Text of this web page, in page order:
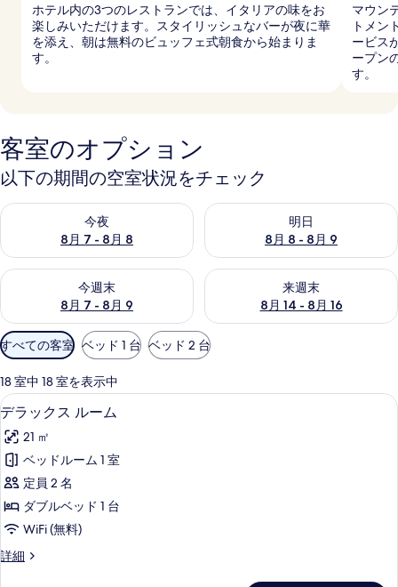
ラ
リ
ー
ホテル内の3つのレストランでは、イタリアの味をお
楽しみいただけます。スタイリッシュなバーが夜に華
を添え、朝は無料のビュッフェ式朝食から始まりま
す。
マウン
トメン
ービス
ープン
す。
客室のオプション
以下の期間の空室状況をチェック
今夜
8月 7 - 8月 8
今夜 8月 7 - 8月 8 の空室状況をチェック
明日
8月 8 - 8月 9
明日 8月 8 - 8月 9 の空室状況
今週末
8月 7 - 8月 9
今週末 8月 7 - 8月 9 の空室状況をチェック
来週末
8月 14 - 8月 16
来週末 8月 14 - 8月 16 の空室
利
用
可
能
な
客
室
の
り
込
み
すべての客室 ベッド 1 台 ベッド 2 台
18 室中 18 室を表示中
デ
ラ
ッ
ク
ス
ル
ー
ム
ミニバー、セーフティボックス (室内
5
デラックス ルーム
21 ㎡
ベッドルーム 1 室
定員 2 名
ダブルベッド 1 台
WiFi (無料)
詳細
デ